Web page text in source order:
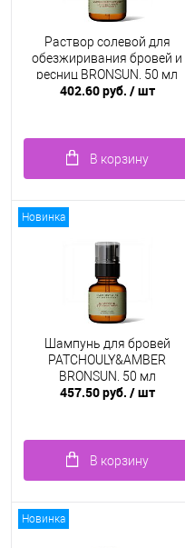
Раствор солевой для
обезжиривания бровей и
ресниц BRONSUN, 50 мл
402.60 руб. / шт
В корзину
Новинка
Шампунь для бровей
PATCHOULY&AMBER
BRONSUN, 50 мл
457.50 руб. / шт
В корзину
Новинка